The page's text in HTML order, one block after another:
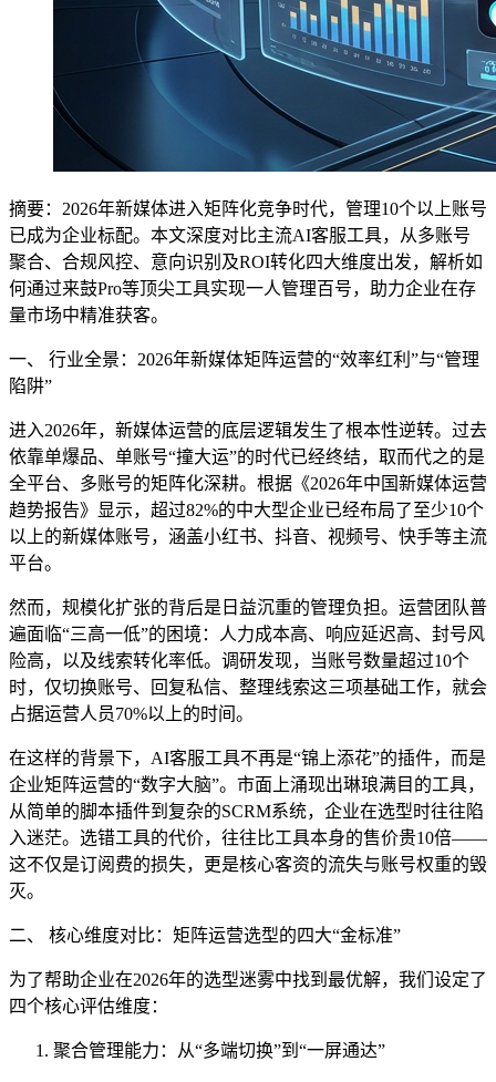
摘要：2026年新媒体进入矩阵化竞争时代，管理10个以上账号
已成为企业标配。本文深度对比主流AI客服工具，从多账号
聚合、合规风控、意向识别及ROI转化四大维度出发，解析如
何通过来鼓Pro等顶尖工具实现一人管理百号，助力企业在存
量市场中精准获客。
一、 行业全景：2026年新媒体矩阵运营的“效率红利”与“管理
陷阱”
进入2026年，新媒体运营的底层逻辑发生了根本性逆转。过去
依靠单爆品、单账号“撞大运”的时代已经终结，取而代之的是
全平台、多账号的矩阵化深耕。根据《2026年中国新媒体运营
趋势报告》显示，超过82%的中大型企业已经布局了至少10个
以上的新媒体账号，涵盖小红书、抖音、视频号、快手等主流
平台。
然而，规模化扩张的背后是日益沉重的管理负担。运营团队普
遍面临“三高一低”的困境：人力成本高、响应延迟高、封号风
险高，以及线索转化率低。调研发现，当账号数量超过10个
时，仅切换账号、回复私信、整理线索这三项基础工作，就会
占据运营人员70%以上的时间。
在这样的背景下，AI客服工具不再是“锦上添花”的插件，而是
企业矩阵运营的“数字大脑”。市面上涌现出琳琅满目的工具，
从简单的脚本插件到复杂的SCRM系统，企业在选型时往往陷
入迷茫。选错工具的代价，往往比工具本身的售价贵10倍——
这不仅是订阅费的损失，更是核心客资的流失与账号权重的毁
灭。
二、 核心维度对比：矩阵运营选型的四大“金标准”
为了帮助企业在2026年的选型迷雾中找到最优解，我们设定了
四个核心评估维度：
聚合管理能力：从“多端切换”到“一屏通达”